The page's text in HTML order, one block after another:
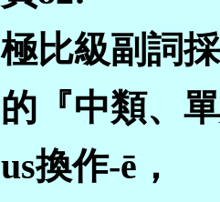
極比級副詞
的『中類、
us換作-ē，